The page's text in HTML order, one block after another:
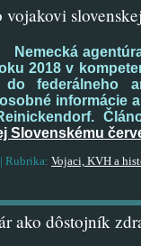
vojakovi
Nemecká
2018 v
do federálneho
informácie
Slovenskému
Rubrika: Vojaci, KVH a
ako dôstojník